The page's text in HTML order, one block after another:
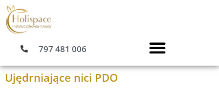
Przejdź
do
treści
797 481 006
Ujędrniające nici PDO